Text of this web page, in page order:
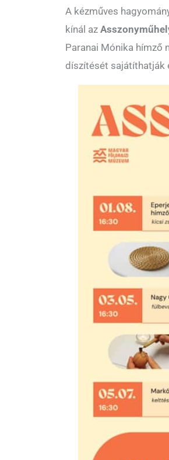
A kézműves
kínál az
Paranai Mónika hímző
díszítését sajátíthatják